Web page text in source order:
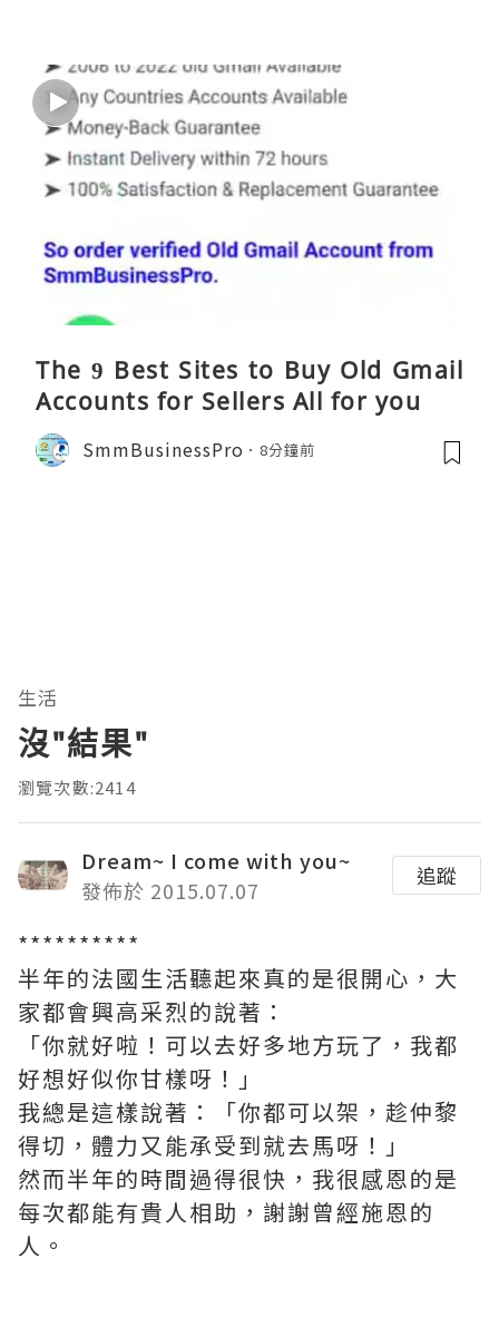
The 9 Best Sites to Buy Old Gmail
Accounts for Sellers All for you
SmmBusinessPro 8分鐘前
生活
沒"結果"
瀏覽次數:2414
Dream~ I come with you~
發佈於 2015.07.07
追蹤
**********
半年的法國生活聽起來真的是很開心，大
家都會興高采烈的說著：
「你就好啦！可以去好多地方玩了，我都
好想好似你甘樣呀！」
我總是這樣說著：「你都可以架，趁仲黎
得切，體力又能承受到就去馬呀！」
然而半年的時間過得很快，我很感恩的是
每次都能有貴人相助，謝謝曾經施恩的
人。